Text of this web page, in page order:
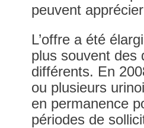
peuvent
L’offre a été
plus souvent des
différents. En
ou plusieurs
en permanence
périodes de